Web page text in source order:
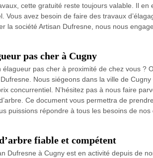
cette gratuité reste toujours valable. Il
Vous avez besoin de faire des travaux
la société Artisan Dufresne, nous nous
pas cher à Cugny
élagueur pas cher à proximité de chez vous ?
Dufresne. Nous siégeons dans la ville de
concurrentiel. N’hésitez pas à nous faire
Ce document vous permettra de
puissions répondre à tous les besoins de
fiable et compétent
Dufresne à Cugny est en activité depuis de